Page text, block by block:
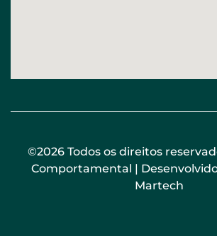
©2026 Todos os direitos
Comportamental |
Martech